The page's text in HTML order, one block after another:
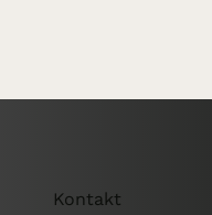
Kontakt